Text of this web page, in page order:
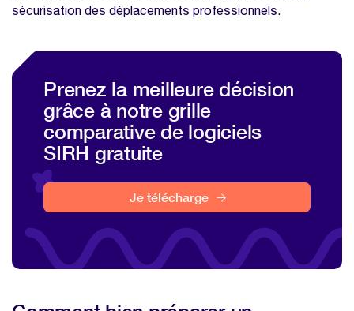
sécurisation des déplacements professionnels.
Prenez la meilleure décision
grâce à notre grille
comparative de logiciels
SIRH gratuite
Je télécharge